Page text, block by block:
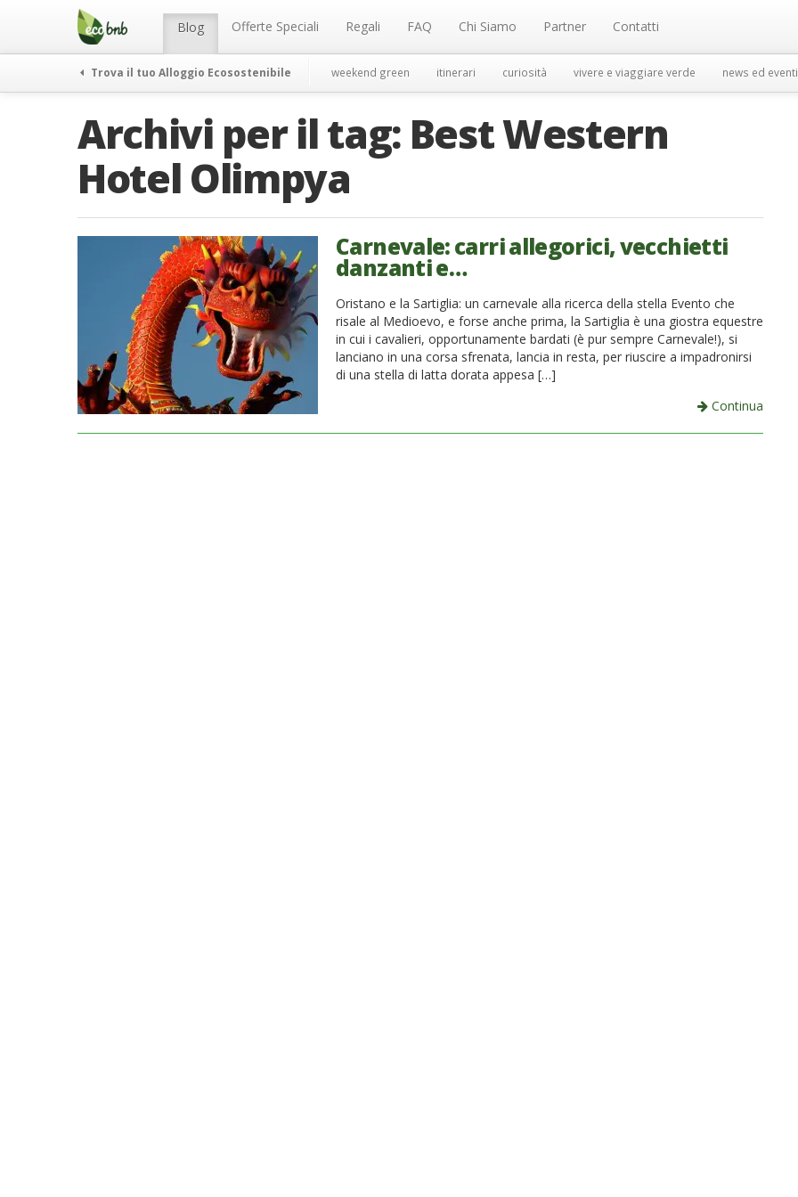
Menu Blog Offerte Speciali Regali FAQ Chi Siamo Partner Contatti
Trova il tuo Alloggio Ecosostenibile weekend green itinerari curiosità vivere e viaggiare verde news ed eventi
Archivi per il tag: Best Western
Hotel Olimpya
Carnevale: carri allegorici, vecchietti
danzanti e…
Oristano e la Sartiglia: un carnevale alla ricerca della stella Evento che
risale al Medioevo, e forse anche prima, la Sartiglia è una giostra equestre
in cui i cavalieri, opportunamente bardati (è pur sempre Carnevale!), si
lanciano in una corsa sfrenata, lancia in resta, per riuscire a impadronirsi
di una stella di latta dorata appesa […]
Continua